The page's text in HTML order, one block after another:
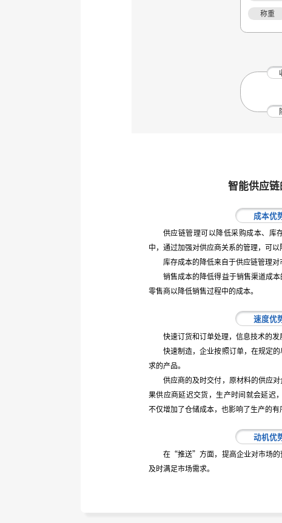
称重
智能供应
成本优
供应链管理可以降低采购成本、库
中，通过加强对供应商关系的管理，可以
库存成本的降低来自于供应链管理对
销售成本的降低得益于销售渠道成
零售商以降低销售过程中的成本。
速度优
快速订货和订单处理，信息技术的发
快速制造，企业按照订单，在规定
求的产品。
供应商的及时交付，原材料的供应
果供应商延迟交货，生产时间就会延迟
不仅增加了仓储成本，也影响了生产的有
动机优
在“推送”方面，提高企业对市场的
及时满足市场需求。